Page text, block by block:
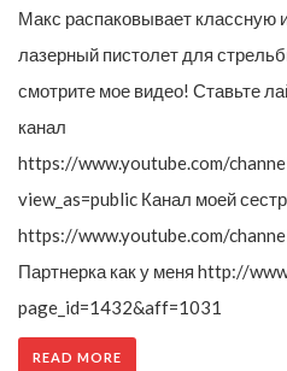
Макс распаковывает классную
лазерный пистолет для
смотрите мое видео! Ставьте
канал
https://www.youtube.com/
view_as=public Канал моей
https://www.youtube.com/
Партнерка как у меня http://
page_id=1432&aff=1031
READ MORE